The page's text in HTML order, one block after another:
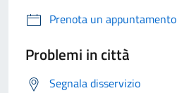
Prenota un appuntamento
Problemi in città
Segnala disservizio